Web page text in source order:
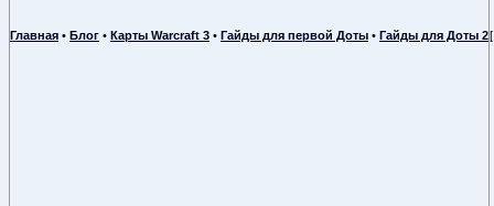
Главная • Блог • Карты Warcraft 3 • Гайды для первой Доты • Гайды для Доты 2